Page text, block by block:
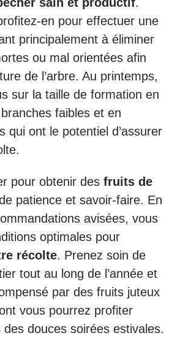
en pour effectuer une
principalement à éliminer
ou mal orientées afin
de l’arbre. Au printemps,
sur la taille de formation en
faibles et en
qui ont le potentiel d’assurer
pour obtenir des fruits de
patience et savoir-faire. En
avisées, vous
optimales pour
récolte. Prenez soin de
tout au long de l’année et
par des fruits juteux
vous pourrez profiter
des douces soirées estivales.